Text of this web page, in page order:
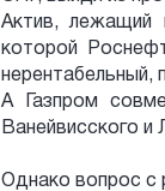
Актив, лежащий
которой
нерентабельный,
А Газпром
Ванейвисского
Однако вопрос с